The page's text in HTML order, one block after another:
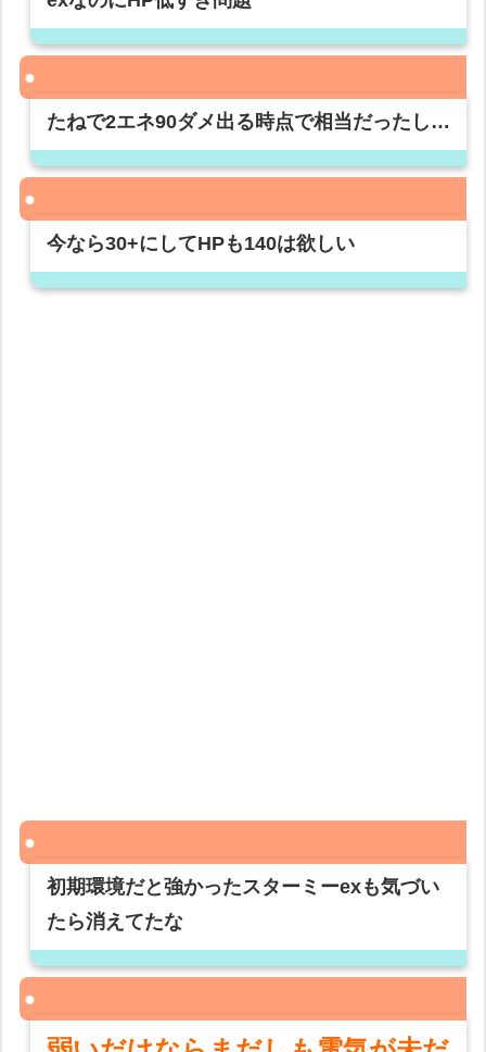
たねで2エネ90ダメ出る時点で相当だったし…
今なら30+にしてHPも140は欲しい
初期環境だと強かったスターミーexも気づい
たら消えてたな